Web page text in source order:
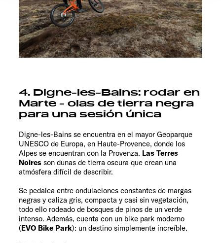
Ermöglichung der Seitennavigation erforderlich sind.
4. Digne-les-Bains: rodar en
Marte - olas de tierra negra
para una sesión única
Digne-les-Bains se encuentra en el mayor Geoparque
UNESCO de Europa, en Haute-Provence, donde los
Alpes se encuentran con la Provenza. Las Terres
Noires son dunas de tierra oscura que crean una
atmósfera difícil de describir.
Se pedalea entre ondulaciones constantes de margas
negras y caliza gris, compacta y casi sin vegetación,
todo ello rodeado de bosques de pinos de un verde
intenso. Además, cuenta con un bike park moderno
(EVO Bike Park): un destino simplemente increíble.